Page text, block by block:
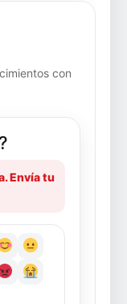
con
Envía tu